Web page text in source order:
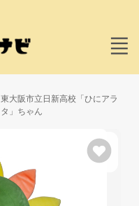
東大阪市立日新高校「ひにアラ
タ」ちゃん